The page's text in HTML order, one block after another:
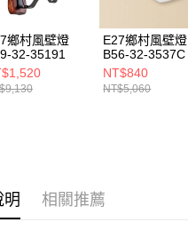
鄉村風壁燈
32-35191
E27鄉村風壁燈
B56-32-3537C
NT$840
NT$5,060
明 相關推薦